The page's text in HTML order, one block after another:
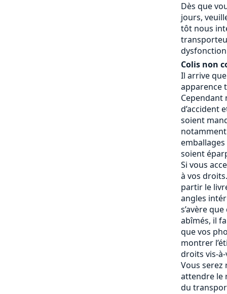
Dès que
jours,
tôt nous
Colis non
Il arrive
apparence
Cependant
d’accident
soient
emballages
soient
Si vous
à vos
partir le
angles
s’avère
abîmés, il
que vos
montrer
droits vis-
Vous serez
attendre le
du